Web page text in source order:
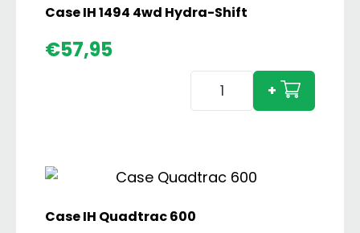
Case IH 1494 4wd Hydra-Shift
€57,95
Case
Hydra-
Shift
aantal
+
Case IH Quadtrac 600